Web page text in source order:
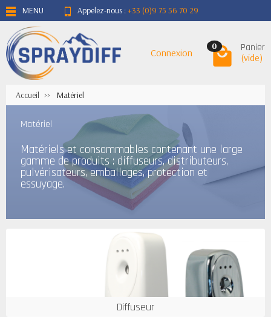
MENU Appelez-nous :+33 (0)9 75 56 70 29
Connexion
0 Panier
(vide)
Accueil Matériel
Matériel
Matériels et consommables contenant une large
gamme de produits : diffuseurs, distributeurs,
pulvérisateurs, emballages, protection et
essuyage.
Diffuseur